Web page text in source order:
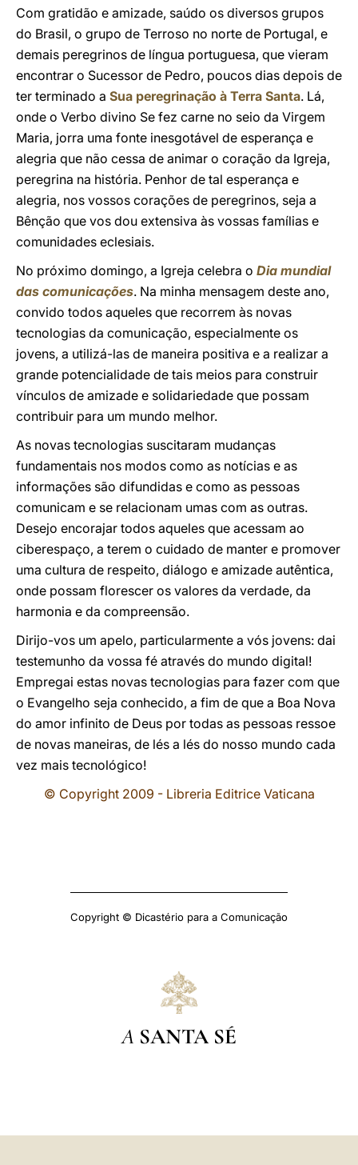
Com gratidão e amizade, saúdo os diversos grupos
do Brasil, o grupo de Terroso no norte de Portugal, e
demais peregrinos de língua portuguesa, que vieram
encontrar o Sucessor de Pedro, poucos dias depois de
ter terminado a Sua peregrinação à Terra Santa. Lá,
onde o Verbo divino Se fez carne no seio da Virgem
Maria, jorra uma fonte inesgotável de esperança e
alegria que não cessa de animar o coração da Igreja,
peregrina na história. Penhor de tal esperança e
alegria, nos vossos corações de peregrinos, seja a
Bênção que vos dou extensiva às vossas famílias e
comunidades eclesiais.
No próximo domingo, a Igreja celebra o Dia mundial
das comunicações. Na minha mensagem deste ano,
convido todos aqueles que recorrem às novas
tecnologias da comunicação, especialmente os
jovens, a utilizá-las de maneira positiva e a realizar a
grande potencialidade de tais meios para construir
vínculos de amizade e solidariedade que possam
contribuir para um mundo melhor.
As novas tecnologias suscitaram mudanças
fundamentais nos modos como as notícias e as
informações são difundidas e como as pessoas
comunicam e se relacionam umas com as outras.
Desejo encorajar todos aqueles que acessam ao
ciberespaço, a terem o cuidado de manter e promover
uma cultura de respeito, diálogo e amizade autêntica,
onde possam florescer os valores da verdade, da
harmonia e da compreensão.
Dirijo-vos um apelo, particularmente a vós jovens: dai
testemunho da vossa fé através do mundo digital!
Empregai estas novas tecnologias para fazer com que
o Evangelho seja conhecido, a fim de que a Boa Nova
do amor infinito de Deus por todas as pessoas ressoe
de novas maneiras, de lés a lés do nosso mundo cada
vez mais tecnológico!
© Copyright 2009 - Libreria Editrice Vaticana
Copyright © Dicastério para a Comunicação
A SANTA SÉ